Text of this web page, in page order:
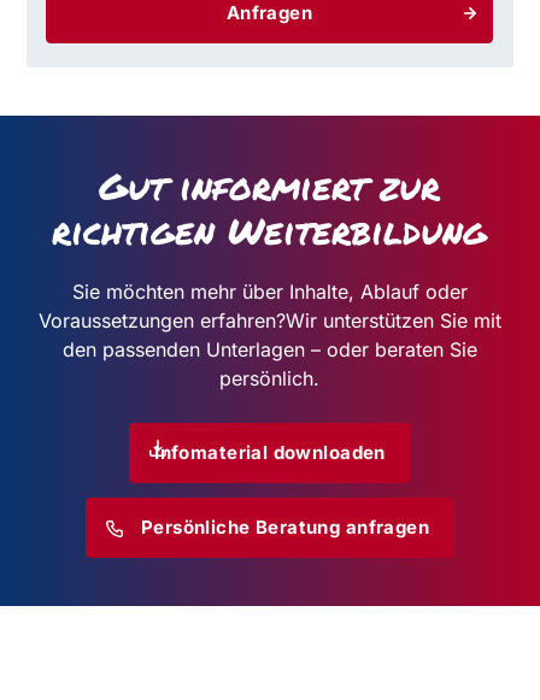
Anfragen
Gut informiert zur
richtigen Weiterbildung
Sie möchten mehr über Inhalte, Ablauf oder
Voraussetzungen erfahren?Wir unterstützen Sie mit
den passenden Unterlagen – oder beraten Sie
persönlich.
Infomaterial downloaden
Persönliche Beratung anfragen